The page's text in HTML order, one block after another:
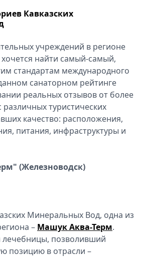
Кавказских
учреждений в регионе
найти самый-самый,
стандартам международного
санаторном рейтинге
реальных отзывов от более
различных туристических
качество: расположения,
питания, инфраструктуры и
(Железноводск)
Минеральных Вод, одна из
– Машук Аква-Терм.
лечебницы, позволивший
позицию в отрасли –